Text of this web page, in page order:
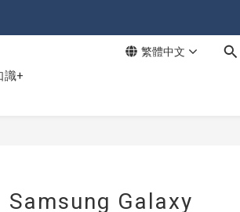
繁體中文
識+
Samsung Galaxy